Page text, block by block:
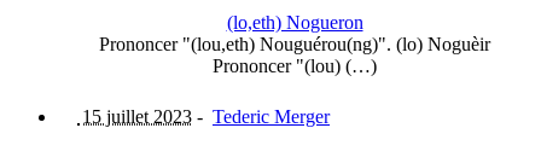
(lo,eth) Nogueron
Prononcer "(lou,eth) Nouguérou(ng)". (lo) Noguèir
Prononcer "(lou) (…)
15 juillet 2023 - Tederic Merger